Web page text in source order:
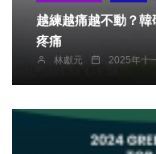
越練越痛越不動？
疼痛
林獻元 2025年十